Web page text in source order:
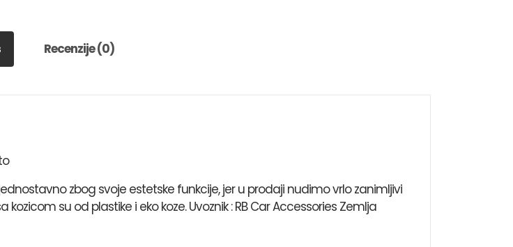
Recenzije (0)
zbog svoje estetske funkcije, jer u prodaji nudimo vrlo zanimljivi
su od plastike i eko koze. Uvoznik : RB Car Accessories Zemlja